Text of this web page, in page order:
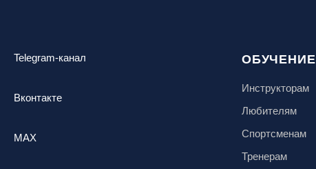
Telegram-канал
Вконтакте
MAX
ОБУЧЕНИЕ
Инструкторам
Любителям
Спортсменам
Тренерам